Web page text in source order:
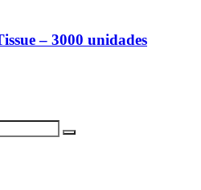
– 3000 unidades